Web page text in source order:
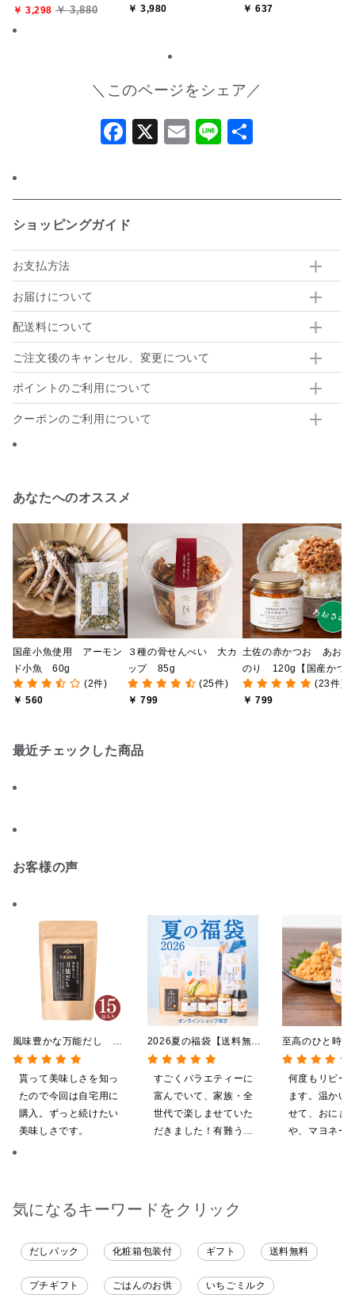
料込/沖縄県送料別途】
【化粧箱包装付】
￥ 3,298 ￥ 3,880
ライン限定】
￥ 3,980
ク】
￥ 637
＼このページをシェア／
Facebook
X Email
Line
ショッピングガイド
お支払方法
お届けについて
配送料について
ご注文後のキャンセル、変更について
ポイントのご利用について
クーポンのご利用について
あなたへのオススメ
国産小魚使用 アーモン
ド小魚 60g
(2件)
￥ 560
３種の骨せんべい 大カ
ップ 85g
(25件)
￥ 799
土佐の赤かつお あおさ
のり 120g【国産かつ
使用・ほぐし・フレー
ク】
(23件)
￥ 799
最近チェックした商品
お客様の声
2026夏の福袋【送料無
料】【オンライン限定】
【ポイントキャンペーン実
施中】【のし・ラッピン
グ・化粧箱詰め不可】
すごくバラエティーに
富んでいて、家族・全
世代で楽しませていた
だきました！有難うご
風味豊かな万能だし
120g（8g×15包）【だし
パック】
貰って美味しさを知っ
たので今回は自宅用に
購入。ずっと続けたい
美味しさです。
至高のひと時
けしゃけめん
80g【鮭ほぐし
ク】
何度もリピー
ます。温かい
せて、おにぎ
や、マヨネー
気になるキーワードをクリック
だしパック 化粧箱包装付 ギフト 送料無料
プチギフト ごはんのお供 いちごミルク